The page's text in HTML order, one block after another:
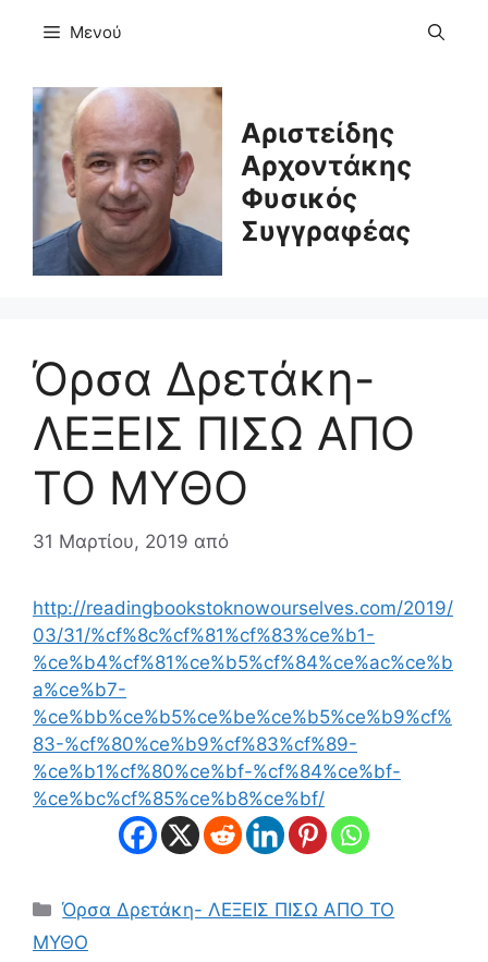
Μενού
Αριστείδης
Αρχοντάκης
Φυσικός
Συγγραφέας
Όρσα Δρετάκη-
ΛΕΞΕΙΣ ΠΙΣΩ ΑΠΟ
ΤΟ ΜΥΘΟ
31 Μαρτίου, 2019 από
http://readingbookstoknowourselves.com/2019/
03/31/%cf%8c%cf%81%cf%83%ce%b1-
%ce%b4%cf%81%ce%b5%cf%84%ce%ac%ce%b
a%ce%b7-
%ce%bb%ce%b5%ce%be%ce%b5%ce%b9%cf%
83-%cf%80%ce%b9%cf%83%cf%89-
%ce%b1%cf%80%ce%bf-%cf%84%ce%bf-
%ce%bc%cf%85%ce%b8%ce%bf/
Κατηγορίες
Όρσα Δρετάκη- ΛΕΞΕΙΣ ΠΙΣΩ ΑΠΟ ΤΟ
ΜΥΘΟ